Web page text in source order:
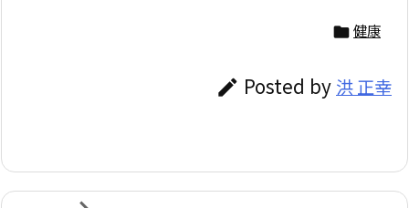
 健康
 Posted by 洪 正幸